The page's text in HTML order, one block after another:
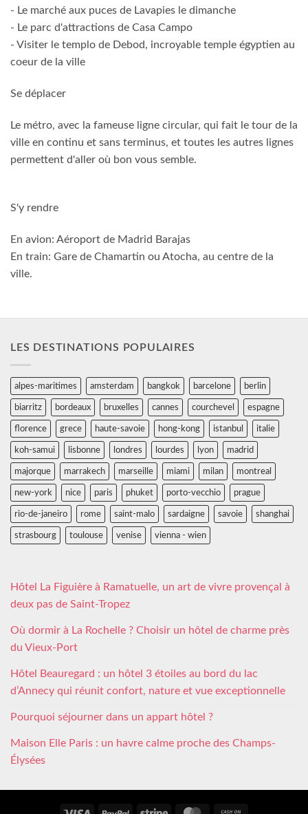
- Le marché aux puces de Lavapies le dimanche
- Le parc d'attractions de Casa Campo
- Visiter le templo de Debod, incroyable temple égyptien au
coeur de la ville
Se déplacer
Le métro, avec la fameuse ligne circular, qui fait le tour de la
ville en continu et sans terminus, et toutes les autres lignes
permettent d'aller où bon vous semble.
S'y rendre
En avion: Aéroport de Madrid Barajas
En train: Gare de Chamartin ou Atocha, au centre de la
ville.
LES DESTINATIONS POPULAIRES
alpes-maritimes amsterdam bangkok barcelone berlin
biarritz bordeaux bruxelles cannes courchevel espagne
florence grece haute-savoie hong-kong istanbul italie
koh-samui lisbonne londres lourdes lyon madrid
majorque marrakech marseille miami milan montreal
new-york nice paris phuket porto-vecchio prague
rio-de-janeiro rome saint-malo sardaigne savoie shanghai
strasbourg toulouse venise vienna - wien
Hôtel La Figuière à Ramatuelle, un art de vivre provençal à
deux pas de Saint-Tropez
Où dormir à La Rochelle ? Choisir un hôtel de charme près
du Vieux-Port
Hôtel Beauregard : un hôtel 3 étoiles au bord du lac
d’Annecy qui réunit confort, nature et vue exceptionnelle
Pourquoi séjourner dans un appart hôtel ?
Maison Elle Paris : un havre calme proche des Champs-
Élysées